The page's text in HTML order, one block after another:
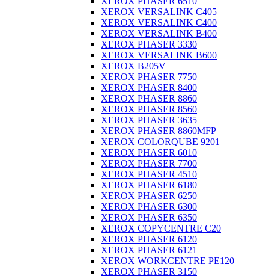
XEROX VERSALINK C405
XEROX VERSALINK C400
XEROX VERSALINK B400
XEROX PHASER 3330
XEROX VERSALINK B600
XEROX B205V
XEROX PHASER 7750
XEROX PHASER 8400
XEROX PHASER 8860
XEROX PHASER 8560
XEROX PHASER 3635
XEROX PHASER 8860MFP
XEROX COLORQUBE 9201
XEROX PHASER 6010
XEROX PHASER 7700
XEROX PHASER 4510
XEROX PHASER 6180
XEROX PHASER 6250
XEROX PHASER 6300
XEROX PHASER 6350
XEROX COPYCENTRE C20
XEROX PHASER 6120
XEROX PHASER 6121
XEROX WORKCENTRE PE120
XEROX PHASER 3150